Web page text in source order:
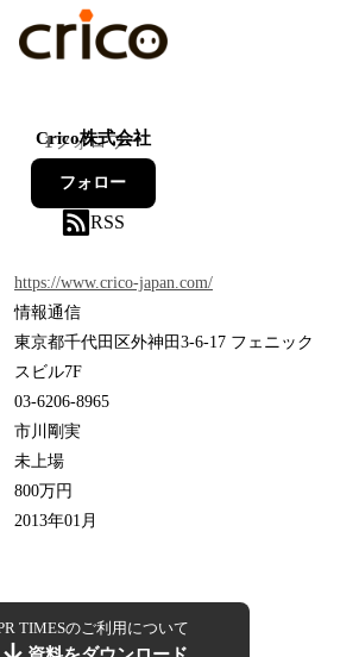
Crico株式会社
1フォロワー
フォロー
RSS
https://www.crico-japan.com/
情報通信
東京都千代田区外神田3-6-17 フェニック
スビル7F
03-6206-8965
市川剛実
未上場
800万円
2013年01月
TIMESのご利用について